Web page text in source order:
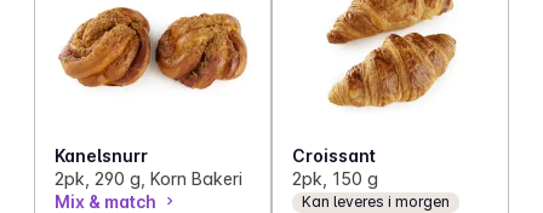
Kanelsnurr
2pk, 290 g, Korn Bakeri
Mix & match
Croissant
2pk, 150 g
Kan leveres i morgen